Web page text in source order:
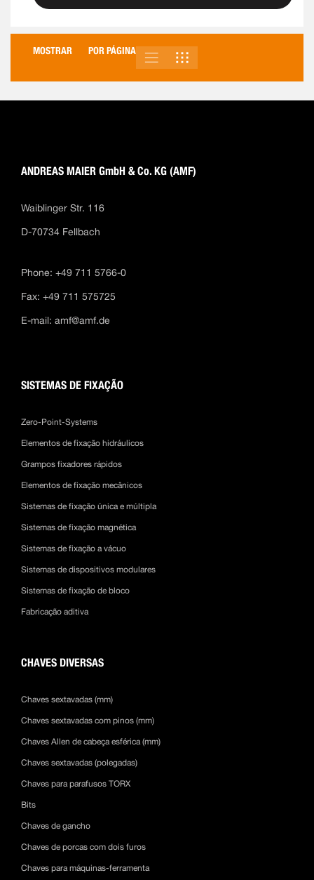
MOSTRAR POR PÁGINA
VER
COMO
LISTA
ANDREAS MAIER GmbH & Co. KG (AMF)
Waiblinger Str. 116
D-70734 Fellbach
Phone: +49 711 5766-0
Fax: +49 711 575725
E-mail: amf@amf.de
SISTEMAS DE FIXAÇÃO
Zero-Point-Systems
Elementos de fixação hidráulicos
Grampos fixadores rápidos
Elementos de fixação mecânicos
Sistemas de fixação única e múltipla
Sistemas de fixação magnética
Sistemas de fixação a vácuo
Sistemas de dispositivos modulares
Sistemas de fixação de bloco
Fabricação aditiva
CHAVES DIVERSAS
Chaves sextavadas (mm)
Chaves sextavadas com pinos (mm)
Chaves Allen de cabeça esférica (mm)
Chaves sextavadas (polegadas)
Chaves para parafusos TORX
Bits
Chaves de gancho
Chaves de porcas com dois furos
Chaves para máquinas-ferramenta